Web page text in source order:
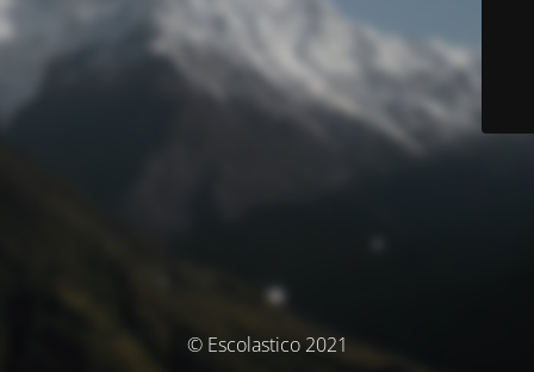
© Escolastico 2021